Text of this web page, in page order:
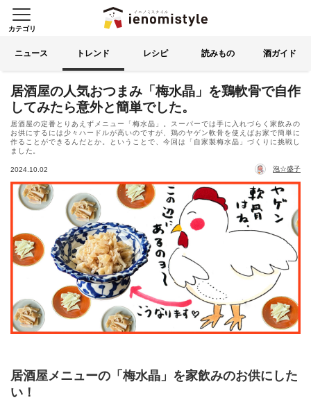
イエノミスタイル 家飲みを楽
カテゴリ
る
ニュース トレンド レシピ 読みもの 酒ガイド
居酒屋の人気おつまみ「梅水晶」を鶏軟骨で自作
してみたら意外と簡単でした。
居酒屋の定番とりあえずメニュー「梅水晶」。スーパーでは手に入れづらく家飲みの
お供にするには少々ハードルが高いのですが、鶏のヤゲン軟骨を使えばお家で簡単に
作ることができるんだとか。ということで、今回は「自家製梅水晶」づくりに挑戦し
ました。
2024.10.02 泡☆盛子
居酒屋メニューの「梅水晶」を家飲みのお供にした
い！